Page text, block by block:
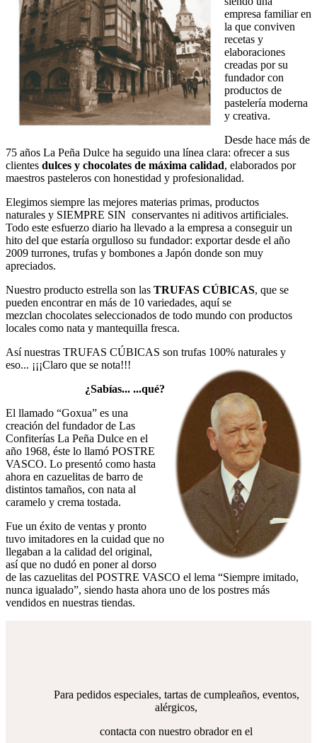
empresa familiar en
la que conviven
recetas y
elaboraciones
creadas por su
fundador con
productos de
pastelería moderna
y creativa.
Desde hace más de
75 años La Peña Dulce ha seguido una línea clara: ofrecer a sus
clientes dulces y chocolates de máxima calidad, elaborados por
maestros pasteleros con honestidad y profesionalidad.
Elegimos siempre las mejores materias primas, productos
naturales y SIEMPRE SIN conservantes ni aditivos artificiales.
Todo este esfuerzo diario ha llevado a la empresa a conseguir un
hito del que estaría orgulloso su fundador: exportar desde el año
2009 turrones, trufas y bombones a Japón donde son muy
apreciados.
Nuestro producto estrella son las TRUFAS CÚBICAS, que se
pueden encontrar en más de 10 variedades, aquí se
mezclan chocolates seleccionados de todo mundo con productos
locales como nata y mantequilla fresca.
Así nuestras TRUFAS CÚBICAS son trufas 100% naturales y
eso... ¡¡¡Claro que se nota!!!
¿Sabías... ...qué?
El llamado “Goxua” es una
creación del fundador de Las
Confiterías La Peña Dulce en el
año 1968, éste lo llamó POSTRE
VASCO. Lo presentó como hasta
ahora en cazuelitas de barro de
distintos tamaños, con nata al
caramelo y crema tostada.
Fue un éxito de ventas y pronto
tuvo imitadores en la cuidad que no
llegaban a la calidad del original,
así que no dudó en poner al dorso
de las cazuelitas del POSTRE VASCO el lema “Siempre imitado,
nunca igualado”, siendo hasta ahora uno de los postres más
vendidos en nuestras tiendas.
Para pedidos especiales, tartas de cumpleaños, eventos,
alérgicos,
contacta con nuestro obrador en el